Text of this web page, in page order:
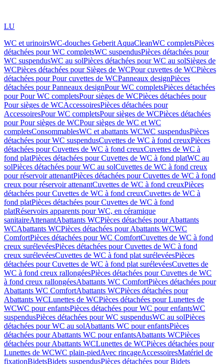
LU
WC et urinoirsWC-douches Geberit AquaCleanWC completsPièces
détachées pour WC completsWC suspendusPièces détachées pour
WC suspendusWC au solPièces détachées pour WC au solSièges de
WCPièces détachées pour Sièges de WCPour cuvettes de WCPièces
détachées pour Pour cuvettes de WCPanneaux designPièces
détachées pour Panneaux designPour WC completsPièces détachées
pour Pour WC completsPour sièges de WCPièces détachées pour
Pour sièges de WCAccessoiresPièces détachées pour
AccessoiresPour WC completsPour sièges de WCPièces détachées
pour Pour sièges de WCPour sièges de WC et WC
completsConsommablesWC et abattants WCWC suspendusPièces
détachées pour WC suspendusCuvettes de WC à fond creuxPièces
détachées pour Cuvettes de WC à fond creuxCuvettes de WC à
fond platPièces détachées pour Cuvettes de WC à fond platWC au
solPièces détachées pour WC au solCuvettes de WC à fond creux
pour réservoir attenantPièces détachées pour Cuvettes de WC à fond
creux pour réservoir attenantCuvettes de WC à fond creuxPièces
détachées pour Cuvettes de WC à fond creuxCuvettes de WC à
fond platPièces détachées pour Cuvettes de WC à fond
platRéservoirs apparents pour WC, en céramique
sanitaireAttenantAbattants WCPièces détachées pour Abattants
WCAbattants WCPièces détachées pour Abattants WCWC
ComfortPièces détachées pour WC ComfortCuvettes de WC à fond
creux surélevéesPièces détachées pour Cuvettes de WC à fond
creux surélevéesCuvettes de WC à fond plat surélevéesPièces
détachées pour Cuvettes de WC à fond plat surélevéesCuvettes de
WC à fond creux rallongéesPièces détachées pour Cuvettes de WC
à fond creux rallongéesAbattants WC ComfortPièces détachées pour
Abattants WC ComfortAbattants WCPièces détachées pour
Abattants WCLunettes de WCPièces détachées pour Lunettes de
WCWC pour enfantsPièces détachées pour WC pour enfantsWC
suspendusPièces détachées pour WC suspendusWC au solPièces
détachées pour WC au solAbattants WC pour enfantsPièces
détachées pour Abattants WC pour enfantsAbattants WCPièces
détachées pour Abattants WCLunettes de WCPièces détachées pour
Lunettes de WCWC plain-piedAvec rinçageAccessoiresMatériel de
fixationBidetsBidets suspendusPièces détachées pour Bidets